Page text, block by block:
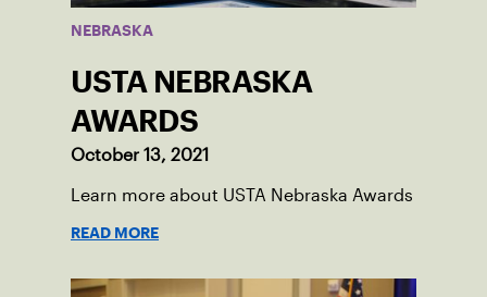
NEBRASKA
USTA NEBRASKA
AWARDS
October 13, 2021
Learn more about USTA Nebraska Awards
READ MORE